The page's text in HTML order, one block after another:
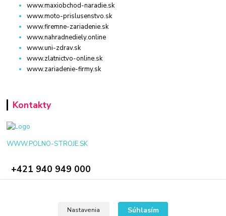
www.maxiobchod-naradie.sk
www.moto-prislusenstvo.sk
www.firemne-zariadenie.sk
www.nahradnediely.online
www.uni-zdrav.sk
www.zlatnictvo-online.sk
www.zariadenie-firmy.sk
Kontakty
WWW.POLNO-STROJE.SK
+421 940 949 000
Nastavenia Súhlasím